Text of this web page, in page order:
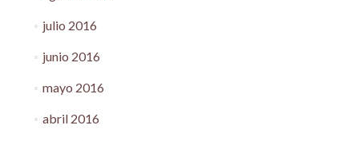
julio 2016
junio 2016
mayo 2016
abril 2016